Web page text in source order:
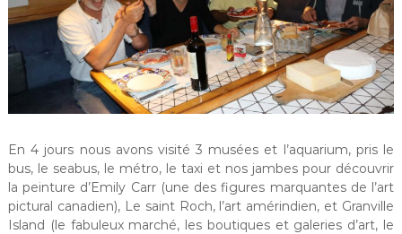
En 4 jours nous avons visité 3 musées et l’aquarium, pris le
bus, le seabus, le métro, le taxi et nos jambes pour découvrir
la peinture d’Emily Carr (une des figures marquantes de l’art
pictural canadien), Le saint Roch, l’art amérindien, et Granville
Island (le fabuleux marché, les boutiques et galeries d’art, le